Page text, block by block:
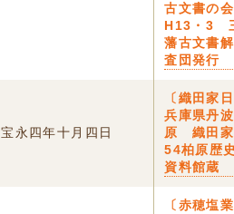
古文書の
H13・3
藩古文書
査団発行
宝永四年十月四日
〔織田家
兵庫県丹
原 織田家
54柏原歴
資料館蔵
〔赤穂塩